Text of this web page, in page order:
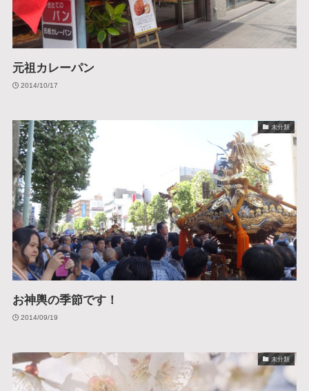
元祖カレーパン
2014/10/17
未分類
お神輿の季節です！
2014/09/19
未分類